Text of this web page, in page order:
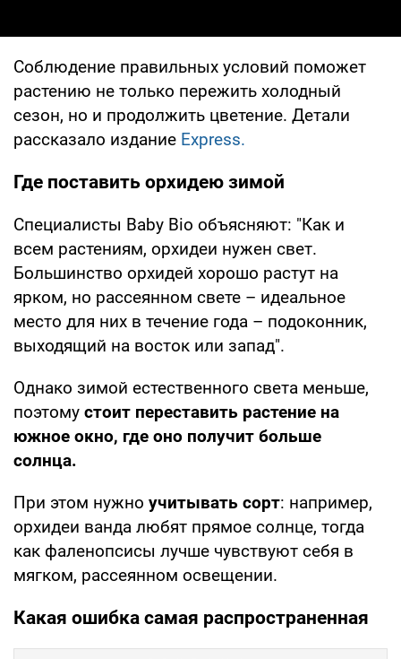
Соблюдение правильных условий поможет
растению не только пережить холодный
сезон, но и продолжить цветение. Детали
рассказало издание Express.
Где поставить орхидею зимой
Специалисты Baby Bio объясняют: "Как и
всем растениям, орхидеи нужен свет.
Большинство орхидей хорошо растут на
ярком, но рассеянном свете – идеальное
место для них в течение года – подоконник,
выходящий на восток или запад".
Однако зимой естественного света меньше,
поэтому стоит переставить растение на
южное окно, где оно получит больше
солнца.
При этом нужно учитывать сорт: например,
орхидеи ванда любят прямое солнце, тогда
как фаленопсисы лучше чувствуют себя в
мягком, рассеянном освещении.
Какая ошибка самая распространенная